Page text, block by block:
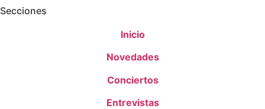
Secciones
Inicio
Novedades
Conciertos
Entrevistas